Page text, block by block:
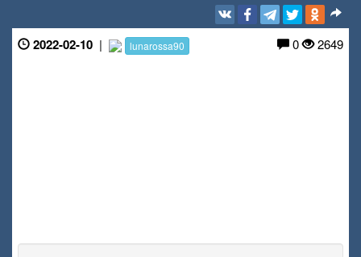
0 2649
2022-02-10 | lunarossa90